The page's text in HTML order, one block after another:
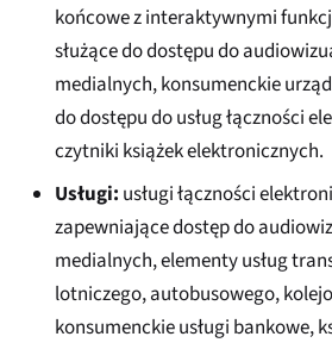
końcowe z interaktywnymi
służące do dostępu do
medialnych, konsumenckie
do dostępu do usług łączności
czytniki książek elektronicznych.
Usługi: usługi łączności
zapewniające dostęp do
medialnych, elementy usług
lotniczego, autobusowego,
konsumenckie usługi bankowe,